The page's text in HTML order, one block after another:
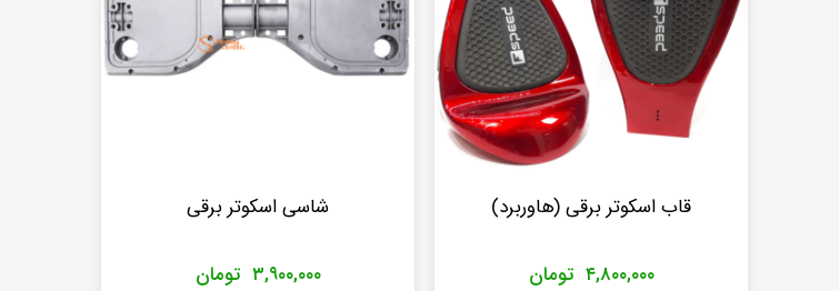
قاب اسکوتر برقی (هاوربرد)
۴,۸۰۰,۰۰۰ تومان
شاسی اسکوتر برقی
۳,۹۰۰,۰۰۰ تومان